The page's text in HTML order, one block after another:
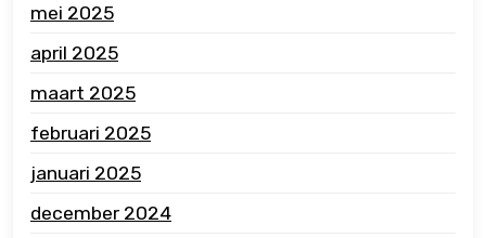
mei 2025
april 2025
maart 2025
februari 2025
januari 2025
december 2024